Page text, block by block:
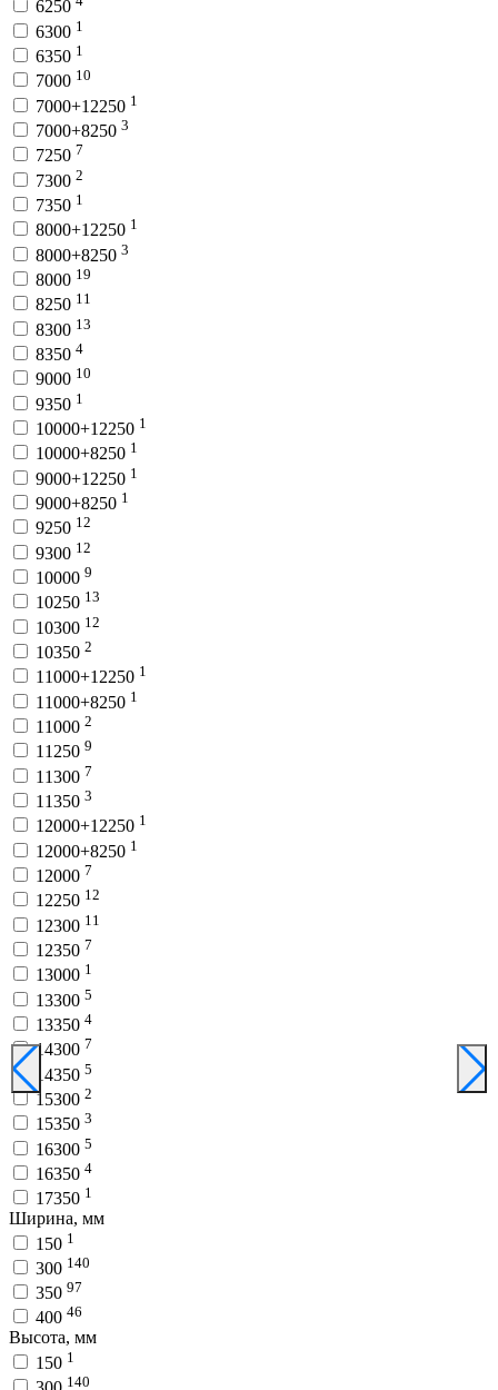
6250
6300 1
6350 1
7000 10
7000+12250 1
7000+8250 3
7250 7
7300 2
7350 1
8000+12250 1
8000+8250 3
8000 19
8250 11
8300 13
8350 4
9000 10
9350 1
10000+12250 1
10000+8250 1
9000+12250 1
9000+8250 1
9250 12
9300 12
10000 9
10250 13
10300 12
10350 2
11000+12250 1
11000+8250 1
11000 2
11250 9
11300 7
11350 3
12000+12250 1
12000+8250 1
12000 7
12250 12
12300 11
12350 7
13000 1
13300 5
13350 4
14300 7
14350 5
15300 2
15350 3
16300 5
16350 4
17350 1
Ширина, мм
150 1
300 140
350 97
400 46
Высота, мм
150 1
140